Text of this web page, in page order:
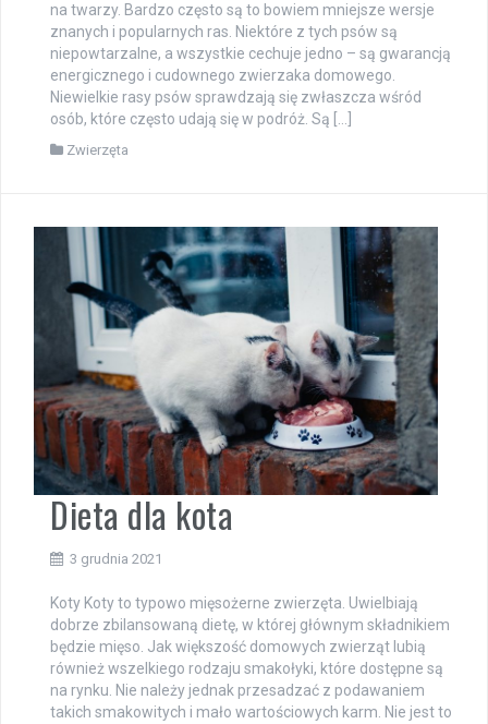
na twarzy. Bardzo często są to bowiem mniejsze wersje
znanych i popularnych ras. Niektóre z tych psów są
niepowtarzalne, a wszystkie cechuje jedno – są gwarancją
energicznego i cudownego zwierzaka domowego.
Niewielkie rasy psów sprawdzają się zwłaszcza wśród
osób, które często udają się w podróż. Są […]
Zwierzęta
Dieta dla kota
3 grudnia 2021
Koty Koty to typowo mięsożerne zwierzęta. Uwielbiają
dobrze zbilansowaną dietę, w której głównym składnikiem
będzie mięso. Jak większość domowych zwierząt lubią
również wszelkiego rodzaju smakołyki, które dostępne są
na rynku. Nie należy jednak przesadzać z podawaniem
takich smakowitych i mało wartościowych karm. Nie jest to